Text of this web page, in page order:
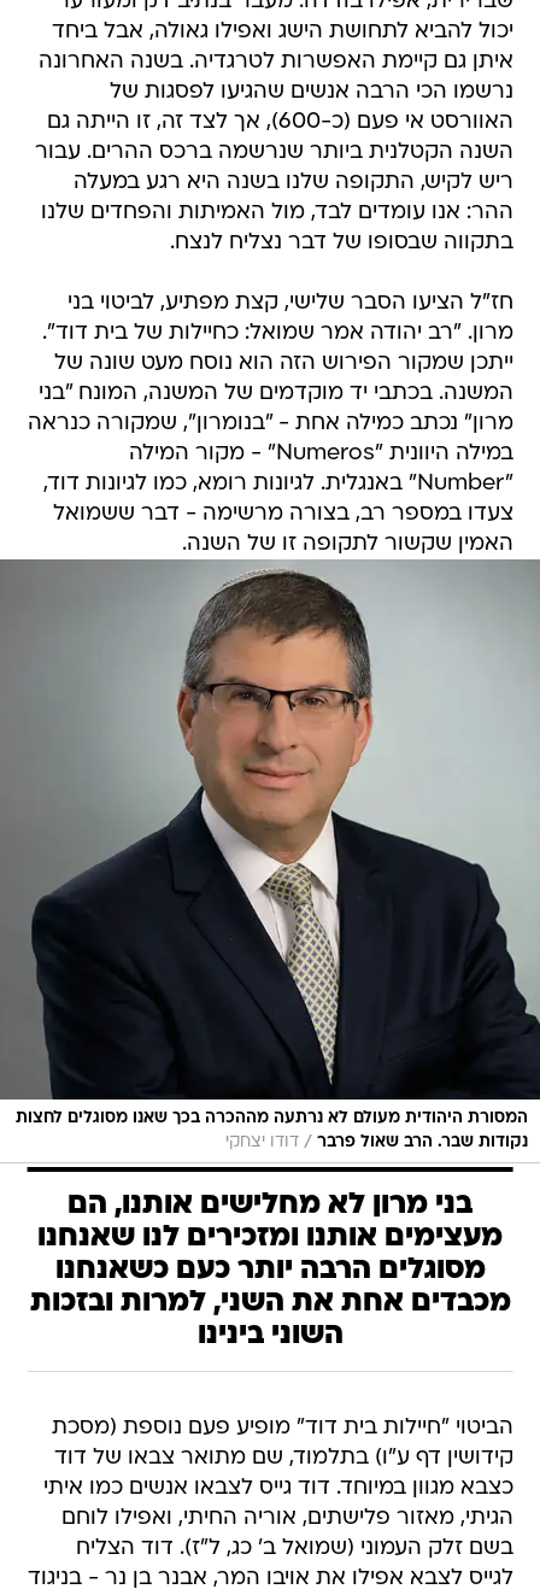
יכול להביא לתחושת הישג ואפילו גאולה, אבל ביחד
איתן גם קיימת האפשרות לטרגדיה. בשנה האחרונה
נרשמו הכי הרבה אנשים שהגיעו לפסגות של
האוורסט אי פעם (כ-600), אך לצד זה, זו הייתה גם
השנה הקטלנית ביותר שנרשמה ברכס ההרים. עבור
ריש לקיש, התקופה שלנו בשנה היא רגע במעלה
ההר: אנו עומדים לבד, מול האמיתות והפחדים שלנו
בתקווה שבסופו של דבר נצליח לנצח.
חז"ל הציעו הסבר שלישי, קצת מפתיע, לביטוי בני
מרון. "רב יהודה אמר שמואל: כחיילות של בית דוד".
ייתכן שמקור הפירוש הזה הוא נוסח מעט שונה של
המשנה. בכתבי יד מוקדמים של המשנה, המונח "בני
מרון" נכתב כמילה אחת - "בנומרון", שמקורה כנראה
במילה היוונית "Numeros" - מקור המילה
"Number" באנגלית. לגיונות רומא, כמו לגיונות דוד,
צעדו במספר רב, בצורה מרשימה - דבר ששמואל
האמין שקשור לתקופה זו של השנה.
המסורת היהודית מעולם לא נרתעה מההכרה בכך שאנו מסוגלים לחצות
נקודות שבר. הרב שאול פרבר / דודו יצחקי
בני מרון לא מחלישים אותנו, הם
מעצימים אותנו ומזכירים לנו שאנחנו
מסוגלים הרבה יותר כעם כשאנחנו
מכבדים אחת את השני, למרות ובזכות
השוני בינינו
הביטוי "חיילות בית דוד" מופיע פעם נוספת (מסכת
קידושין דף ע"ו) בתלמוד, שם מתואר צבאו של דוד
כצבא מגוון במיוחד. דוד גייס לצבאו אנשים כמו איתי
הגיתי, מאזור פלישתים, אוריה החיתי, ואפילו לוחם
בשם זלק העמוני (שמואל ב' כג, ל"ז). דוד הצליח
לגייס לצבא אפילו את אויבו המר, אבנר בן נר - בניגוד